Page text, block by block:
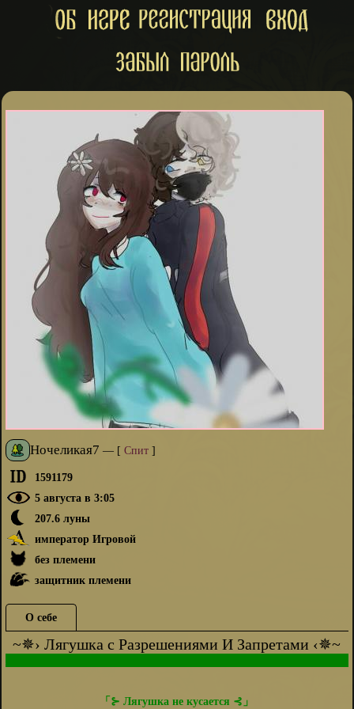
Ночеликая7 — [ Спит]
1591179
5 августа в 3:05
207.6 луны
император Игровой
без племени
защитник племени
О себе
~✵› Лягушка с Разрешениями И Запретами ‹✵︎~
「⊱ Лягушка не кусается ⊰」